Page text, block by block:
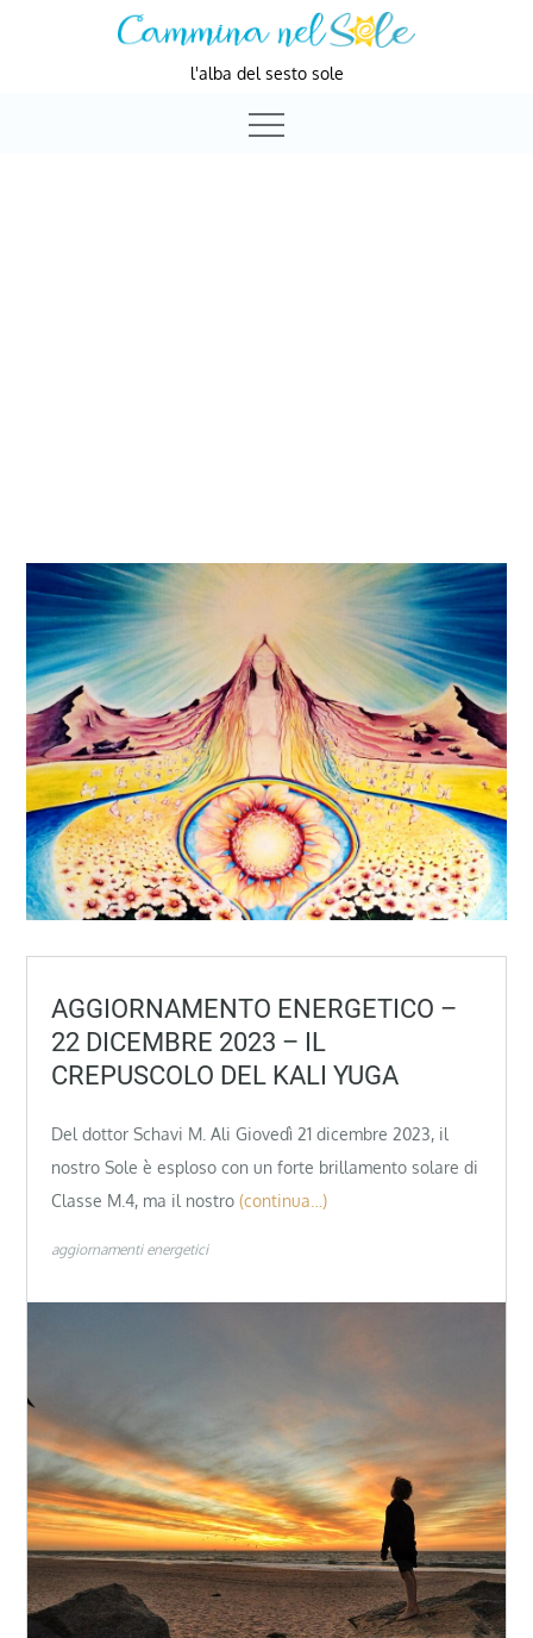
l'alba del sesto sole
AGGIORNAMENTO ENERGETICO –
22 DICEMBRE 2023 – IL
CREPUSCOLO DEL KALI YUGA
Del dottor Schavi M. Ali Giovedì 21 dicembre 2023, il
nostro Sole è esploso con un forte brillamento solare di
Classe M.4, ma il nostro (continua…)
aggiornamenti energetici